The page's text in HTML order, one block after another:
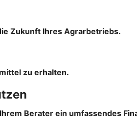
Zukunft Ihres Agrarbetriebs.
zu erhalten.
Berater ein umfassendes